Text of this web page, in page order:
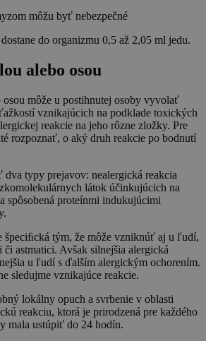
do organizmu 0,5 až 2,05 ml jedu.
alebo osou
osou môže u postihnutej osoby vyvolať
vznikajúcich na podklade toxických
reakcie na jeho rôzne zložky. Pre
rozpoznať, o aký druh reakcie po bodnutí
dva typy prejavov: nealergická reakcia
látok účinkujúcich na
spôsobená proteínmi indukujúcimi
špeciﬁcká tým, že môže vzniknúť aj u ľudí,
astmatici. Avšak silnejšia alergická
u ľudí s ďalším alergickým ochorením.
sledujme vznikajúce reakcie.
lokálny opuch a svrbenie v oblasti
reakciu, ktorá je prirodzená pre každého
mala ustúpiť do 24 hodín.